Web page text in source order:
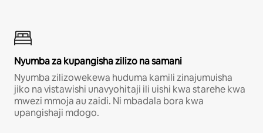
Nyumba za kupangisha zilizo na samani
Nyumba zilizowekewa huduma kamili zinajumuisha
jiko na vistawishi unavyohitaji ili uishi kwa starehe kwa
mwezi mmoja au zaidi. Ni mbadala bora kwa
upangishaji mdogo.